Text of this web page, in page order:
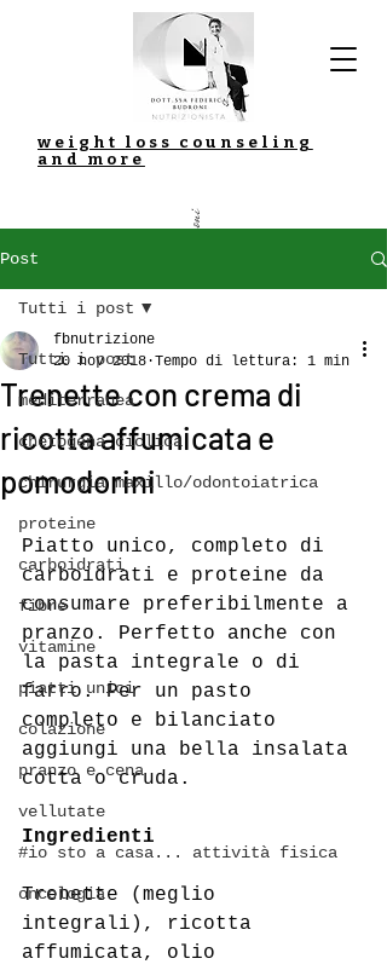
weight loss counseling
and more
Dott.ssa Federica Budroni
Post
Tutti i post
mediterranea
chetogena ciclica
chirurgia maxillo/odontoiatrica
proteine
carboidrati
fibre
vitamine
piatti unici
colazione
pranzo e cena
vellutate
#io sto a casa... attività fisica
oncologia
Tutti i post
Trenette con crema di
ricotta affumicata e
pomodorini
fbnutrizione
20 nov 2018 Tempo di lettura: 1 min
Piatto unico, completo di
carboidrati e proteine da
consumare preferibilmente a
pranzo. Perfetto anche con
la pasta integrale o di
farro. Per un pasto
completo e bilanciato
aggiungi una bella insalata
cotta o cruda.
Ingredienti
Trenette (meglio
integrali), ricotta
affumicata, olio